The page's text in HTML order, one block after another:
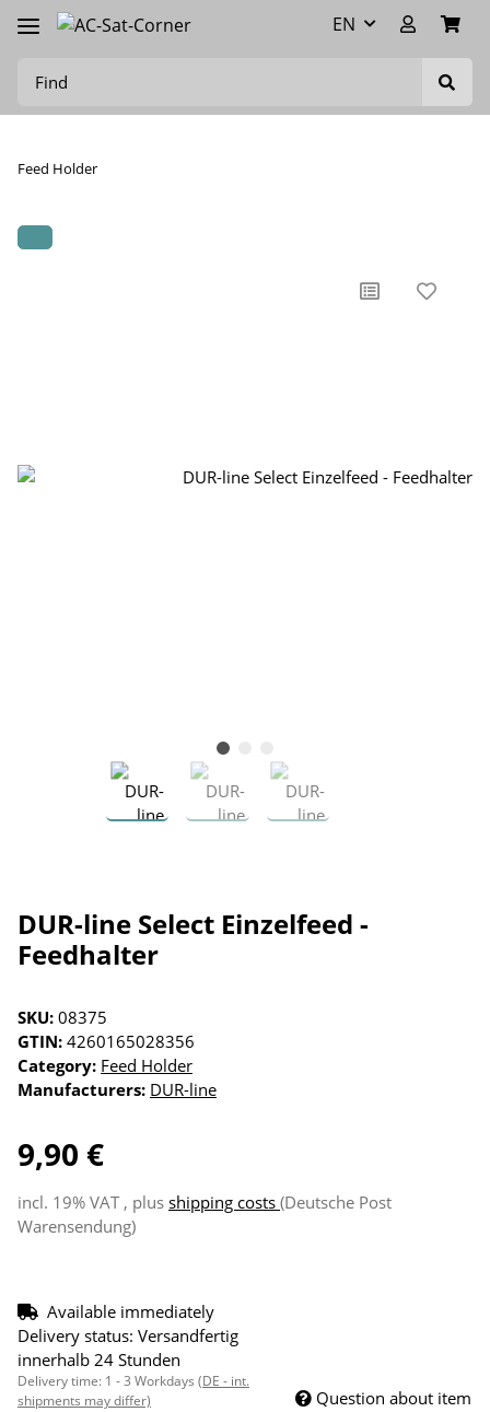
EN
Feed Holder
DUR-line Select Einzelfeed -
Feedhalter
SKU: 08375
GTIN: 4260165028356
Category: Feed Holder
Manufacturers: DUR-line
9,90 €
incl. 19% VAT , plus shipping costs (Deutsche Post
Warensendung)
Available immediately
Delivery status: Versandfertig
innerhalb 24 Stunden
Delivery time: 1 - 3 Workdays (DE - int.
shipments may differ)
Question about item